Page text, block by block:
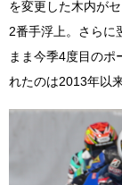
を変更した木内が
2番手浮上。さらに
まま今季4度目のポ
れたのは2013年以